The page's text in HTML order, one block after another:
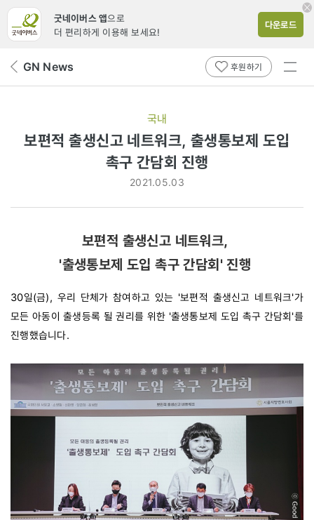
굿네이버스 앱으로
더 편리하게 이용해 보세요!
다운로드
뒤 GN News 후원하기
전체
국내
보편적 출생신고 네트워크, 출생통보제 도입
촉구 간담회 진행
2021.05.03
보편적 출생신고 네트워크,
'출생통보제 도입 촉구 간담회' 진행
30일(금), 우리 단체가 참여하고 있는 '보편적 출생신고 네트워크'가
모든 아동이 출생등록 될 권리를 위한 '출생통보제 도입 촉구 간담회'를
진행했습니다.